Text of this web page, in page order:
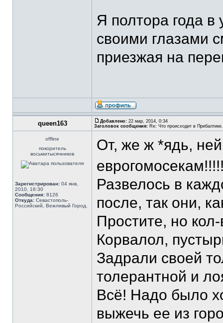
Я полтора года в
своими глазами
приезжая на
queen163 Добавлено: 22 мар, 2014, 0:34
Заголовок сообщения: Re: Что происходит в Прибалтике.
offline
покоритель
восьмитысячников
Зарегистрирован: 04 янв,
2010, 16:30
Сообщения: 8126
Откуда: Севастополь-
Российский, Вежливый Город.
От, же ж *ядь,
Развелось в
после, так они,
Простите, но
Корвалол,
Задрали своей
толерантной и
Всё! Надо было
выжечь ее из